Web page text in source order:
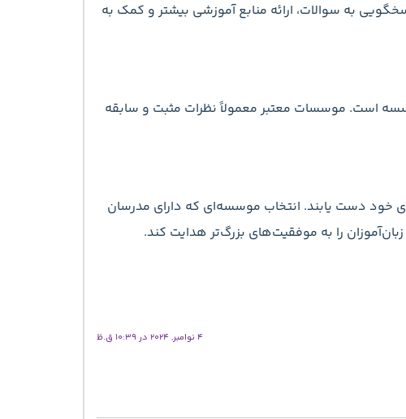
به سوالات، ارائه منابع آموزشی بیشتر و کمک به
است. موسسات معتبر معمولاً نظرات مثبت و سابقه
خود دست یابند. انتخاب موسسه‌ای که دارای مدرسان
را به موفقیت‌های بزرگ‌تر هدایت کند.
4 نوامبر, 2024 در 10:39 ق.ظ